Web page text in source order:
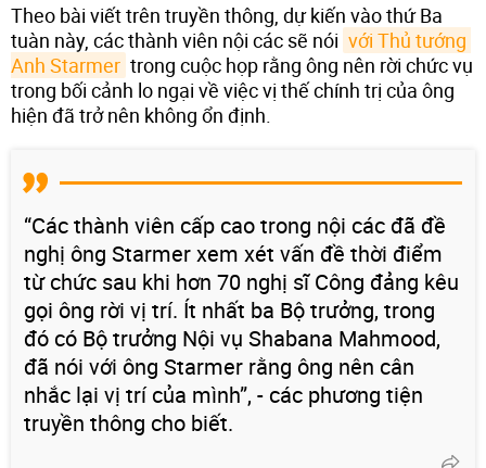
Theo bài viết trên truyền thông, dự kiến vào thứ Ba
tuàn này, các thành viên nội các sẽ nói với Thủ tướng
Anh Starmer trong cuộc họp rằng ông nên rời chức vụ
trong bối cảnh lo ngại về việc vị thế chính trị của ông
hiện đã trở nên không ổn định.
“Các thành viên cấp cao trong nội các đã đề
nghị ông Starmer xem xét vấn đề thời điểm
từ chức sau khi hơn 70 nghị sĩ Công đảng kêu
gọi ông rời vị trí. Ít nhất ba Bộ trưởng, trong
đó có Bộ trưởng Nội vụ Shabana Mahmood,
đã nói với ông Starmer rằng ông nên cân
nhắc lại vị trí của mình”, - các phương tiện
truyền thông cho biết.